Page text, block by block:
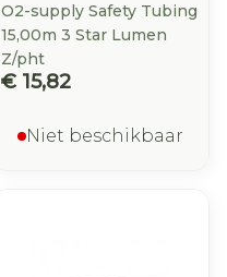
O2-supply Safety Tubing
15,00m 3 Star Lumen
Z/pht
€ 15,82
Niet beschikbaar